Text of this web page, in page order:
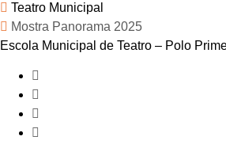
Teatro Municipal
Mostra Panorama 2025
Escola Municipal de Teatro – Polo